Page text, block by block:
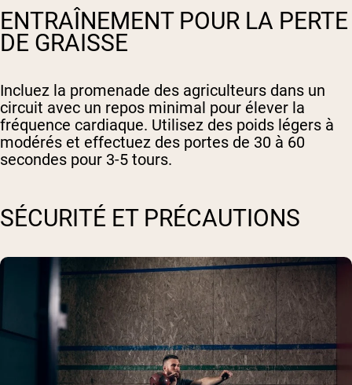
ENTRAÎNEMENT POUR LA PERTE
DE GRAISSE
Incluez la promenade des agriculteurs dans un
circuit avec un repos minimal pour élever la
fréquence cardiaque. Utilisez des poids légers à
modérés et effectuez des portes de 30 à 60
secondes pour 3-5 tours.
SÉCURITÉ ET PRÉCAUTIONS